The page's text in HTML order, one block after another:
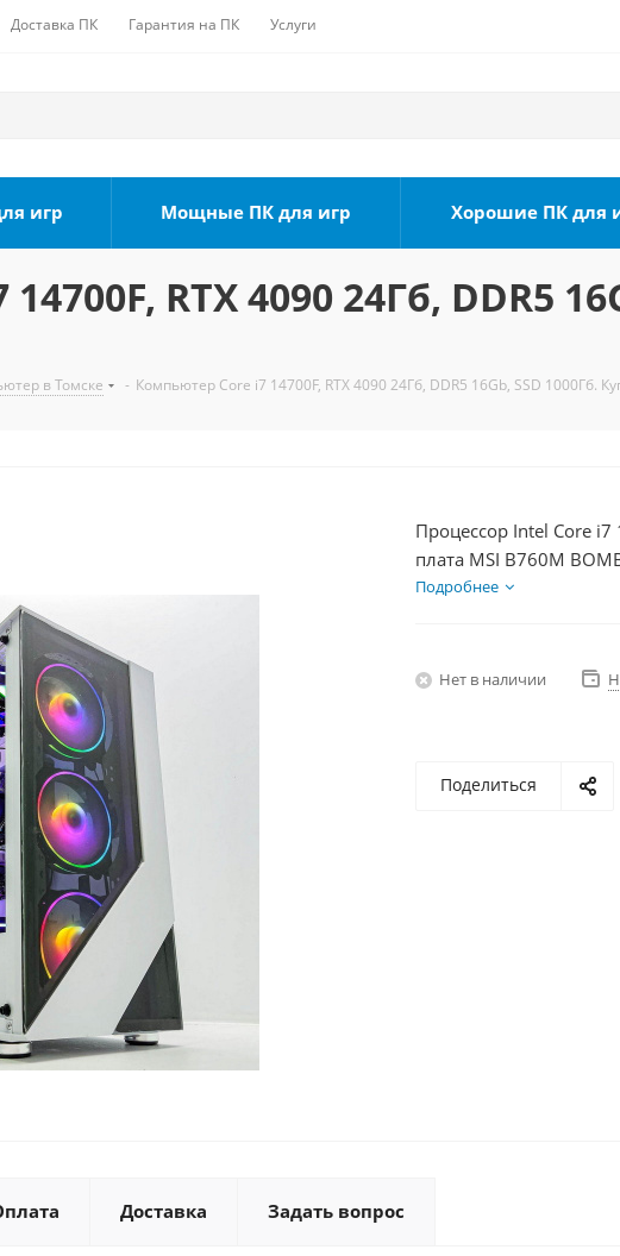
Доставка ПК Гарантия на ПК Услуги
игр Мощные ПК для игр Хорошие ПК для
RTX 4090 24Гб, DDR5
в Томске - Компьютер Core i7 14700F, RTX 4090 24Гб, DDR5 16Gb, SSD 1000Гб.
Процессор Intel Core i7
плата MSI B760M
DDR5 16Gb, Диски
Подробнее
Нет в наличии
Поделиться
Доставка Задать вопрос